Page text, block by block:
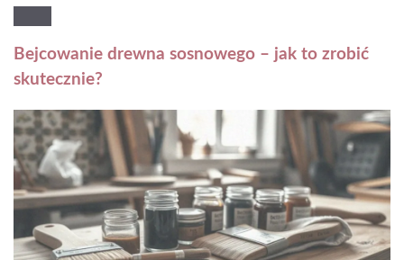
Bejcowanie drewna sosnowego – jak to zrobić
skutecznie?